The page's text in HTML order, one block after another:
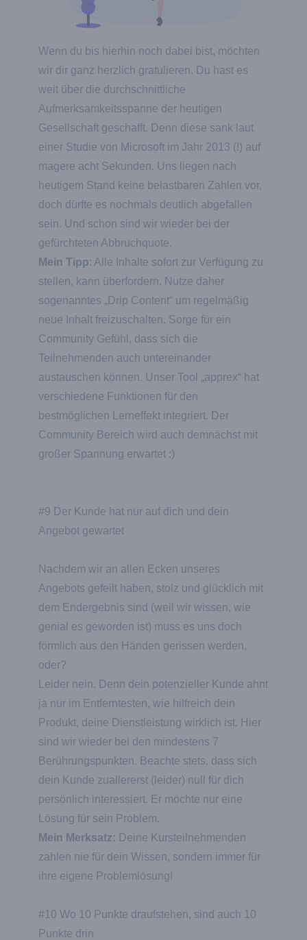
Wenn du bis hierhin noch dabei bist, möchten
wir dir ganz herzlich gratulieren. Du hast es
weit über die durchschnittliche
Aufmerksamkeitsspanne der heutigen
Gesellschaft geschafft. Denn diese sank laut
einer Studie von Microsoft im Jahr 2013 (!) auf
magere acht Sekunden. Uns liegen nach
heutigem Stand keine belastbaren Zahlen vor,
doch dürfte es nochmals deutlich abgefallen
sein. Und schon sind wir wieder bei der
gefürchteten Abbruchquote.
Mein Tipp: Alle Inhalte sofort zur Verfügung zu
stellen, kann überfordern. Nutze daher
sogenanntes „Drip Content“ um regelmäßig
neue Inhalt freizuschalten. Sorge für ein
Community Gefühl, dass sich die
Teilnehmenden auch untereinander
austauschen können. Unser Tool „apprex“ hat
verschiedene Funktionen für den
bestmöglichen Lerneffekt integriert. Der
Community Bereich wird auch demnächst mit
großer Spannung erwartet :)
#9 Der Kunde hat nur auf dich und dein
Angebot gewartet
Nachdem wir an allen Ecken unseres
Angebots gefeilt haben, stolz und glücklich mit
dem Endergebnis sind (weil wir wissen, wie
genial es geworden ist) muss es uns doch
förmlich aus den Händen gerissen werden,
oder?
Leider nein. Denn dein potenzieller Kunde ahnt
ja nur im Entferntesten, wie hilfreich dein
Produkt, deine Dienstleistung wirklich ist. Hier
sind wir wieder bei den mindestens 7
Berührungspunkten. Beachte stets, dass sich
dein Kunde zuallererst (leider) null für dich
persönlich interessiert. Er möchte nur eine
Lösung für sein Problem.
Mein Merksatz: Deine Kursteilnehmenden
zahlen nie für dein Wissen, sondern immer für
ihre eigene Problemlösung!
#10 Wo 10 Punkte draufstehen, sind auch 10
Punkte drin